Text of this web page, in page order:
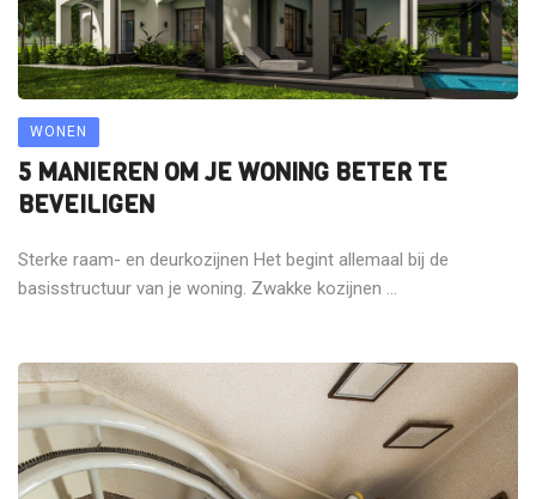
WONEN
5 MANIEREN OM JE WONING BETER TE
BEVEILIGEN
Sterke raam- en deurkozijnen Het begint allemaal bij de
basisstructuur van je woning. Zwakke kozijnen ...